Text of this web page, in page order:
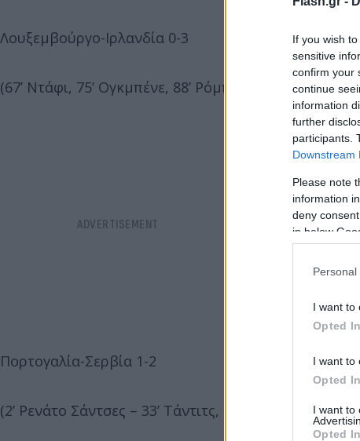
If you wish
sensitive
confirm your
continue
information
further
participants.
Downstream
Please note
information
deny
in below
I want to
Opted In
I want to
Opted In
I want to
Opted In
Λουξεμβούργο-Ιρλανδία 0-3
(67’ Ντάφι, 75’ Ογκμπένε, 88’ Ρόμπινσον)
Πορτογαλία-Σερβία 1-2
(2’ Ρενάτο Σάντσες – 33’ Τάντιτς, 90’ Μίτροβιτς)